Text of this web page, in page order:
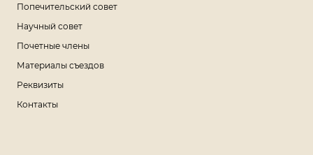
Попечительский совет
Научный совет
Почетные члены
Материалы съездов
Реквизиты
Контакты